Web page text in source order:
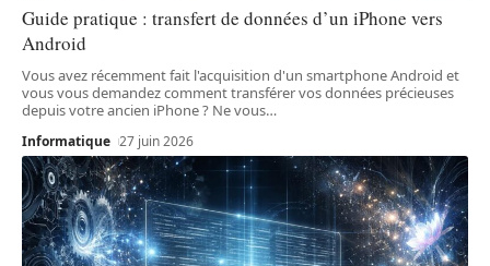
Guide pratique : transfert de données d’un iPhone vers
Android
Vous avez récemment fait l'acquisition d'un smartphone Android et
vous vous demandez comment transférer vos données précieuses
depuis votre ancien iPhone ? Ne vous…
Informatique 27 juin 2026